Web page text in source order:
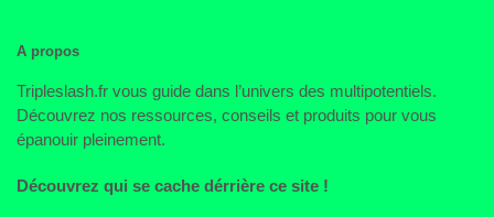
A propos
Tripleslash.fr vous guide dans l’univers des multipotentiels.
Découvrez nos ressources, conseils et produits pour vous
épanouir pleinement.
Découvrez qui se cache dérrière ce site !